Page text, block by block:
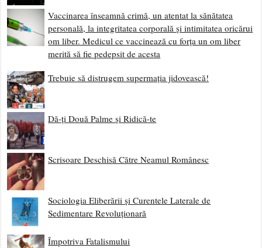
Vaccinarea înseamnă crimă, un atentat la sănătatea
personală, la integritatea corporală și intimitatea oricărui
om liber. Medicul ce vaccinează cu forța un om liber
merită să fie pedepsit de acesta
Trebuie să distrugem supermația jidovească!
Dă-ți Două Palme și Ridică-te
Scrisoare Deschisă Către Neamul Românesc
Sociologia Eliberării și Curentele Laterale de
Sedimentare Revoluționară
Împotriva Fatalismului